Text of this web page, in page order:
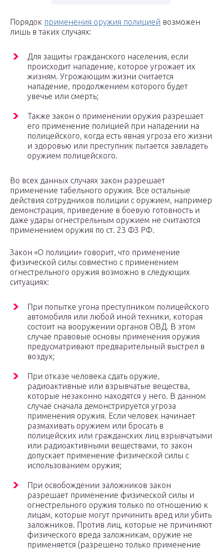
Порядок применения оружия полицией возможен
лишь в таких случаях:
Для защиты гражданского населения, если
происходит нападение, которое угрожает их
жизням. Угрожающим жизни считается
нападение, продолжением которого будет
увечье или смерть;
Также закон о применении оружия разрешает
его применение полицией при нападении на
полицейского, когда есть явная угроза его жизни
и здоровью или преступник пытается завладеть
оружием полицейского.
Во всех данных случаях закон разрешает
применение табельного оружия. Все остальные
действия сотрудников полиции с оружием, например
демонстрация, приведение в боевую готовность и
даже удары огнестрельным оружием не считаются
применением оружия по ст. 23 ФЗ РФ.
Закон «О полиции» говорит, что применение
физической силы совместно с применением
огнестрельного оружия возможно в следующих
ситуациях:
При попытке угона преступником полицейского
автомобиля или любой иной техники, которая
состоит на вооружении органов ОВД. В этом
случае правовые основы применения оружия
предусматривают предварительный выстрел в
воздух;
При отказе человека сдать оружие,
радиоактивные или взрывчатые вещества,
которые незаконно находятся у него. В данном
случае сначала демонстрируется угроза
применения оружия. Если человек начинает
размахивать оружием или бросать в
полицейских или гражданских лиц взрывчатыми
или радиоактивными веществами, то закон
допускает применение физической силы с
использованием оружия;
При освобождении заложников закон
разрешает применение физической силы и
огнестрельного оружия только по отношению к
лицам, которые могут причинить вред или убить
заложников. Против лиц, которые не причиняют
физического вреда заложникам, оружие не
применяется (разрешено только применение